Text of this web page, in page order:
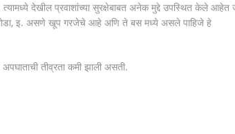
त्यामध्ये देखील प्रवाशांच्या सुरक्षेबाबत अनेक मुद्दे उपस्थित केले
इ. असणे खूप गरजेचे आहे अणि ते बस मध्ये असले पाहिजे हे
तीव्रता कमी झाली असती.